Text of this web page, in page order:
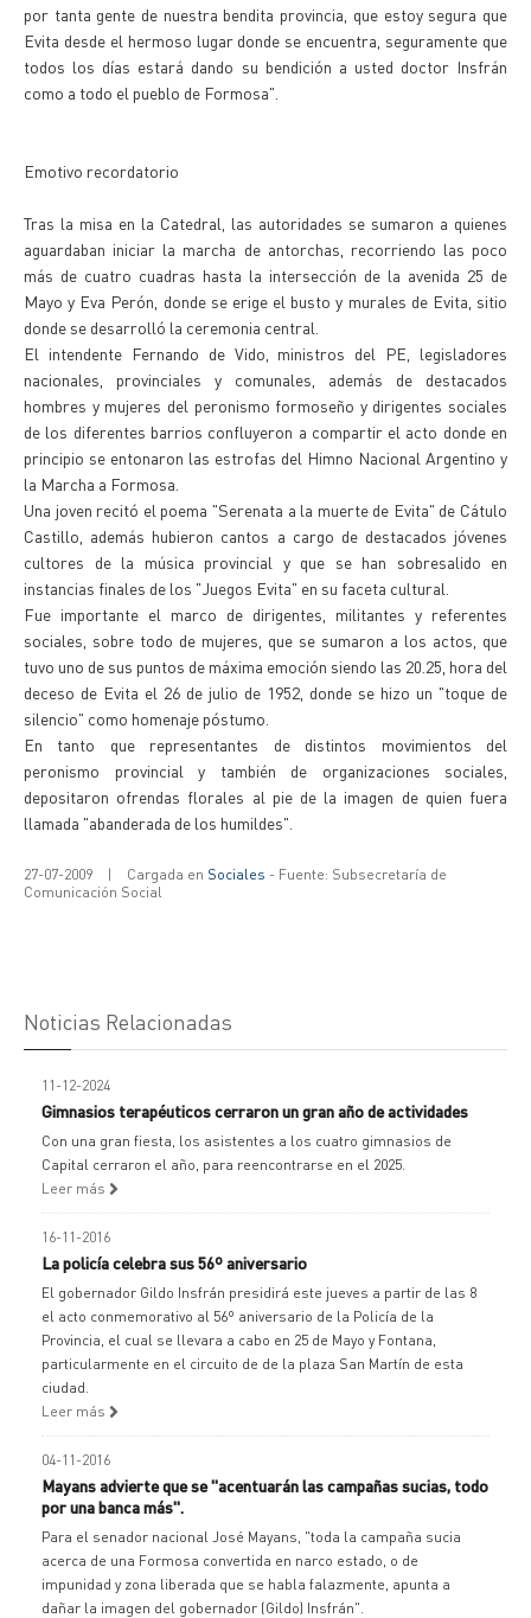
por tanta gente de nuestra bendita provincia, que estoy segura que
Evita desde el hermoso lugar donde se encuentra, seguramente que
todos los días estará dando su bendición a usted doctor Insfrán
como a todo el pueblo de Formosa".
Emotivo recordatorio
Tras la misa en la Catedral, las autoridades se sumaron a quienes
aguardaban iniciar la marcha de antorchas, recorriendo las poco
más de cuatro cuadras hasta la intersección de la avenida 25 de
Mayo y Eva Perón, donde se erige el busto y murales de Evita, sitio
donde se desarrolló la ceremonia central.
El intendente Fernando de Vido, ministros del PE, legisladores
nacionales, provinciales y comunales, además de destacados
hombres y mujeres del peronismo formoseño y dirigentes sociales
de los diferentes barrios confluyeron a compartir el acto donde en
principio se entonaron las estrofas del Himno Nacional Argentino y
la Marcha a Formosa.
Una joven recitó el poema "Serenata a la muerte de Evita" de Cátulo
Castillo, además hubieron cantos a cargo de destacados jóvenes
cultores de la música provincial y que se han sobresalido en
instancias finales de los "Juegos Evita" en su faceta cultural.
Fue importante el marco de dirigentes, militantes y referentes
sociales, sobre todo de mujeres, que se sumaron a los actos, que
tuvo uno de sus puntos de máxima emoción siendo las 20.25, hora del
deceso de Evita el 26 de julio de 1952, donde se hizo un "toque de
silencio" como homenaje póstumo.
En tanto que representantes de distintos movimientos del
peronismo provincial y también de organizaciones sociales,
depositaron ofrendas florales al pie de la imagen de quien fuera
llamada "abanderada de los humildes".
27-07-2009 | Cargada en Sociales - Fuente: Subsecretaría de
Comunicación Social
Noticias Relacionadas
11-12-2024
Gimnasios terapéuticos cerraron un gran año de actividades
Con una gran fiesta, los asistentes a los cuatro gimnasios de
Capital cerraron el año, para reencontrarse en el 2025.
Leer más
16-11-2016
La policía celebra sus 56º aniversario
El gobernador Gildo Insfrán presidirá este jueves a partir de las 8
el acto conmemorativo al 56º aniversario de la Policía de la
Provincia, el cual se llevara a cabo en 25 de Mayo y Fontana,
particularmente en el circuito de de la plaza San Martín de esta
ciudad.
Leer más
04-11-2016
Mayans advierte que se "acentuarán las campañas sucias, todo
por una banca más".
Para el senador nacional José Mayans, "toda la campaña sucia
acerca de una Formosa convertida en narco estado, o de
impunidad y zona liberada que se habla falazmente, apunta a
dañar la imagen del gobernador (Gildo) Insfrán".